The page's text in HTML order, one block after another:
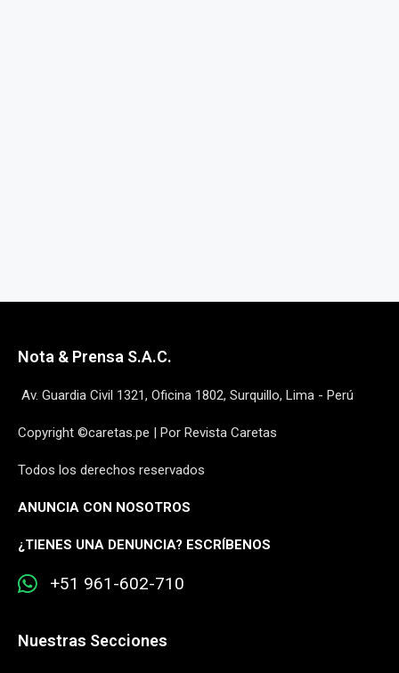
Nota & Prensa S.A.C.
Av. Guardia Civil 1321, Oficina 1802, Surquillo, Lima - Perú
Copyright ©caretas.pe | Por Revista Caretas
Todos los derechos reservados
ANUNCIA CON NOSOTROS
¿TIENES UNA DENUNCIA? ESCRÍBENOS
+51 961-602-710
Nuestras Secciones